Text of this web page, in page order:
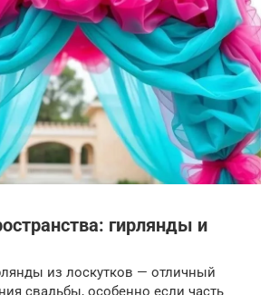
гирлянды и
из лоскутков — отличный
свадьбы, особенно если часть